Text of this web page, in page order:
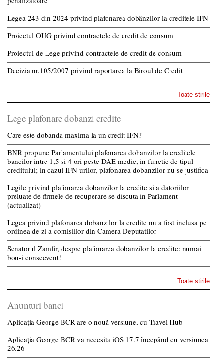
Legea 243 din 2024 privind plafonarea dobânzilor la creditele IFN
Proiectul OUG privind contractele de credit de consum
Proiectul de Lege privind contractele de credit de consum
Decizia nr.105/2007 privind raportarea la Biroul de Credit
Toate stirile
Lege plafonare dobanzi credite
Care este dobanda maxima la un credit IFN?
BNR propune Parlamentului plafonarea dobanzilor la creditele
bancilor intre 1,5 si 4 ori peste DAE medie, in functie de tipul
creditului; in cazul IFN-urilor, plafonarea dobanzilor nu se justifica
Legile privind plafonarea dobanzilor la credite si a datoriilor
preluate de firmele de recuperare se discuta in Parlament
(actualizat)
Legea privind plafonarea dobanzilor la credite nu a fost inclusa pe
ordinea de zi a comisiilor din Camera Deputatilor
Senatorul Zamfir, despre plafonarea dobanzilor la credite: numai
bou-i consecvent!
Toate stirile
Anunturi banci
Aplicația George BCR are o nouă versiune, cu Travel Hub
Aplicația George BCR va necesita iOS 17.7 începând cu versiunea
26.26